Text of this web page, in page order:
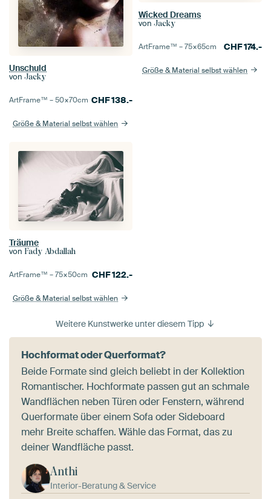
Unschuld
von Jacky
ArtFrame™ –50×70cm CHF138.-
Größe & Material selbst wählen
Wicked Dreams
von Jacky
ArtFrame™ –75×65cm CHF174.-
Größe & Material selbst wählen
Träume
von Fady Abdallah
ArtFrame™ –75×50cm CHF122.-
Größe & Material selbst wählen
Weitere Kunstwerke unter diesem Tipp
Hochformat oder Querformat?
Beide Formate sind gleich beliebt in der Kollektion
Romantischer. Hochformate passen gut an schmale
Wandflächen neben Türen oder Fenstern, während
Querformate über einem Sofa oder Sideboard
mehr Breite schaffen. Wähle das Format, das zu
deiner Wandfläche passt.
Anthi
Interior-Beratung & Service